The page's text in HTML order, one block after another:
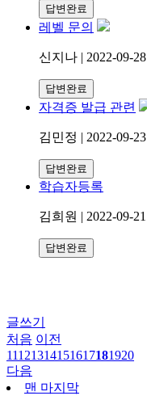
답변완료
레벨 문의
신지나 | 2022-09-28
답변완료
자격증 발급 관련
김민정 | 2022-09-23
답변완료
학습자등록
김희원 | 2022-09-21
답변완료
글쓰기
처음 이전
11121314151617181920
다음
맨 마지막